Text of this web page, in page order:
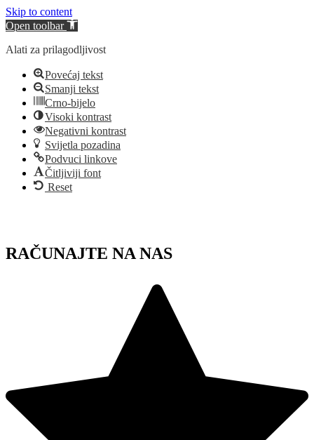
Skip to content
Open toolbar
Alati za prilagodljivost
Povećaj tekst
Smanji tekst
Crno-bijelo
Visoki kontrast
Negativni kontrast
Svijetla pozadina
Podvuci linkove
Čitljiviji font
Reset
RAČUNAJTE NA NAS